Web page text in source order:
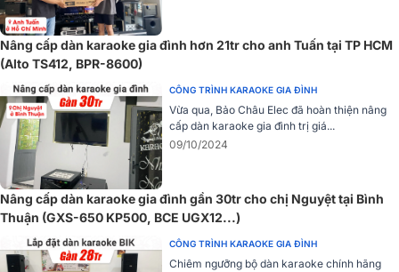
Với công suất lên đến 600W x 2 kênh (8 Ohms Stereo) và 900W x
2 kênh (4 Ohms Stereo) cùng với chế độ Bridge, BIK CA-J602 mang
lại âm thanh mạnh mẽ và rõ ràng.
Nâng cấp dàn karaoke gia đình hơn 21tr cho anh Tuấn tại TP HCM
(Alto TS412, BPR-8600)
CÔNG TRÌNH KARAOKE GIA ĐÌNH
Vừa qua, Bảo Châu Elec đã hoàn thiện nâng
cấp dàn karaoke gia đình trị giá...
09/10/2024
Nâng cấp dàn karaoke gia đình gần 30tr cho chị Nguyệt tại Bình
Thuận (GXS-650 KP500, BCE UGX12...)
CÔNG TRÌNH KARAOKE GIA ĐÌNH
Chiêm ngưỡng bộ dàn karaoke chính hãng